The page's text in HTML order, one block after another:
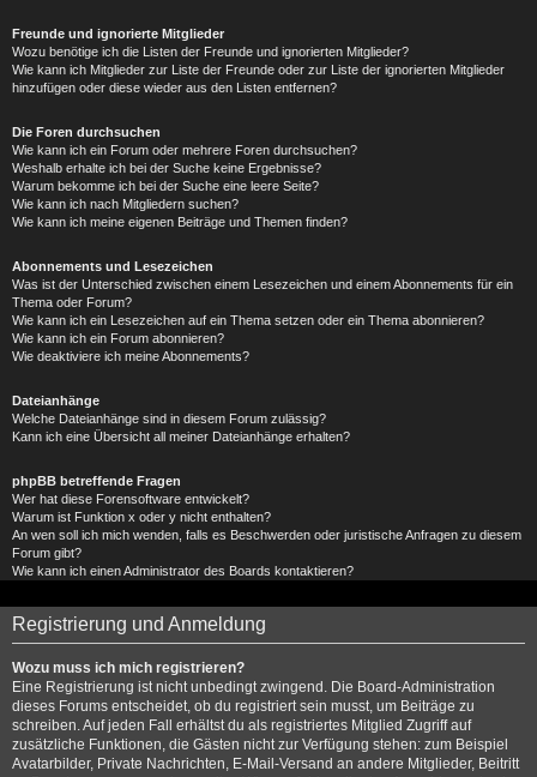
Freunde und ignorierte Mitglieder
Wozu benötige ich die Listen der Freunde und ignorierten Mitglieder?
Wie kann ich Mitglieder zur Liste der Freunde oder zur Liste der ignorierten Mitglieder
hinzufügen oder diese wieder aus den Listen entfernen?
Die Foren durchsuchen
Wie kann ich ein Forum oder mehrere Foren durchsuchen?
Weshalb erhalte ich bei der Suche keine Ergebnisse?
Warum bekomme ich bei der Suche eine leere Seite?
Wie kann ich nach Mitgliedern suchen?
Wie kann ich meine eigenen Beiträge und Themen finden?
Abonnements und Lesezeichen
Was ist der Unterschied zwischen einem Lesezeichen und einem Abonnements für ein
Thema oder Forum?
Wie kann ich ein Lesezeichen auf ein Thema setzen oder ein Thema abonnieren?
Wie kann ich ein Forum abonnieren?
Wie deaktiviere ich meine Abonnements?
Dateianhänge
Welche Dateianhänge sind in diesem Forum zulässig?
Kann ich eine Übersicht all meiner Dateianhänge erhalten?
phpBB betreffende Fragen
Wer hat diese Forensoftware entwickelt?
Warum ist Funktion x oder y nicht enthalten?
An wen soll ich mich wenden, falls es Beschwerden oder juristische Anfragen zu diesem
Forum gibt?
Wie kann ich einen Administrator des Boards kontaktieren?
Registrierung und Anmeldung
Wozu muss ich mich registrieren?
Eine Registrierung ist nicht unbedingt zwingend. Die Board-Administration
dieses Forums entscheidet, ob du registriert sein musst, um Beiträge zu
schreiben. Auf jeden Fall erhältst du als registriertes Mitglied Zugriff auf
zusätzliche Funktionen, die Gästen nicht zur Verfügung stehen: zum Beispiel
Avatarbilder, Private Nachrichten, E-Mail-Versand an andere Mitglieder, Beitritt